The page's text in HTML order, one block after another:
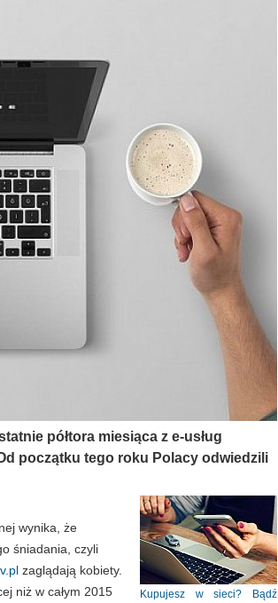
półtora miesiąca z e-usług
początku tego roku Polacy odwiedzili
Kupujesz w sieci? Bądź
wynika, że
śniadania, czyli
zaglądają kobiety.
niż w całym 2015